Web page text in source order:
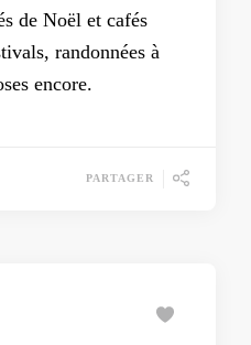
de Noël et cafés
randonnées à
encore.
PARTAGER